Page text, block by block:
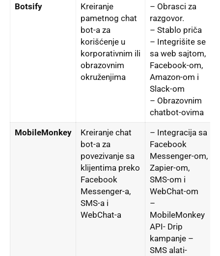
Botsify
Kreiranje
pametnog chat
bot-a za
korišćenje u
korporativnim ili
obrazovnim
okruženjima
– Obrasci za
razgovor.
– Stablo priča
– Integrišite se
sa web sajtom,
Facebook-om,
Amazon-om i
Slack-om
– Obrazovnim
chatbot-ovima
MobileMonkey
Kreiranje chat
bot-a za
povezivanje sa
klijentima preko
Facebook
Messenger-a,
SMS-a i
WebChat-a
– Integracija sa
Facebook
Messenger-om,
Zapier-om,
SMS-om i
WebChat-om
–
MobileMonkey
API- Drip
kampanje –
SMS alati-